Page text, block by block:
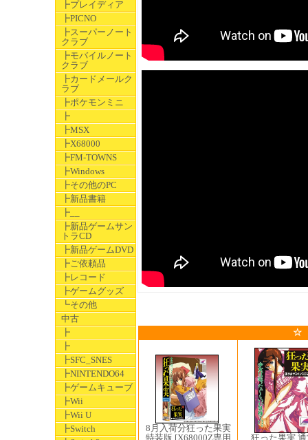
┣プレイディア
┣PICNO
┣スーパーノート
クラブ
┣モバイルノート
クラブ
┣カードメールク
ラブ
┣ポケモンミニ
┣
┣MSX
┣X68000
┣FM-TOWNS
┣Windows
┣その他のPC
┣新品書籍
┣__
┣新品ゲームサン
トラCD
┣新品ゲームDVD
┣ご依頼品
┣レコード
┣ゲームグッズ
┗その他
中古
┣
┣
┣SFC_SNES
┣NINTENDO64
┣ゲームキューブ
┣Wii
┣Wii U
┣Switch
☆
8月入荷分狂った果実
特装版 [X68000Z専用
狂った果実